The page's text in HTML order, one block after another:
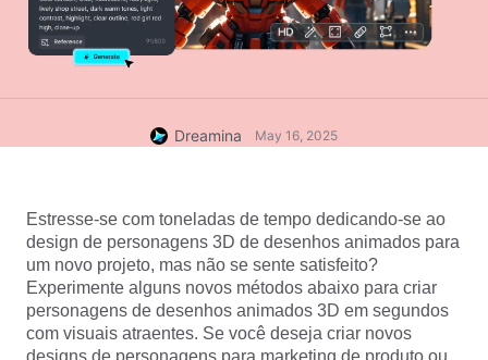
Dreamina May 16, 2025
Estresse-se com toneladas de tempo dedicando-se ao
design de personagens 3D de desenhos animados para
um novo projeto, mas não se sente satisfeito?
Experimente alguns novos métodos abaixo para criar
personagens de desenhos animados 3D em segundos
com visuais atraentes. Se você deseja criar novos
designs de personagens para marketing de produto ou